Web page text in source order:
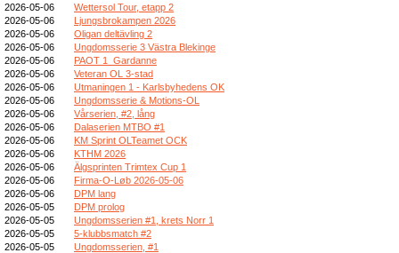
2026-05-06
Wettersol Tour, etapp 2
2026-05-06
Ljungsbrokampen 2026
2026-05-06
Oligan deltävling 2
2026-05-06
Ungdomsserie 3 Västra Blekinge
2026-05-06
PAOT 1_Gardanne
2026-05-06
Veteran OL 3-stad
2026-05-06
Utmaningen 1 - Karlsbyhedens OK
2026-05-06
Ungdomsserie & Motions-OL
2026-05-06
Vårserien, #2, lång
2026-05-06
Dalaserien MTBO #1
2026-05-06
KM Sprint OLTeamet OCK
2026-05-06
KTHM 2026
2026-05-06
Älgsprinten Trimtex Cup 1
2026-05-06
Firma-O-Løb 2026-05-06
2026-05-06
DPM lang
2026-05-05
DPM prolog
2026-05-05
Ungdomsserien #1, krets Norr 1
2026-05-05
5-klubbsmatch #2
2026-05-05
Ungdomsserien, #1